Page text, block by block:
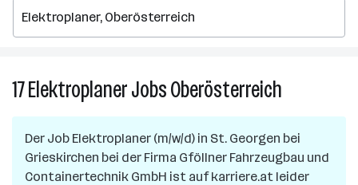
17ElektroplanerJobsOberösterreich
in
Der Job Elektroplaner (m/w/d) in St. Georgen bei
Grieskirchen bei der Firma Gföllner Fahrzeugbau und
Containertechnik GmbH ist auf karriere.at leider